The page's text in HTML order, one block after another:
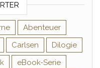
Abenteuer
Carlsen
Dilogie
eBook-Serie